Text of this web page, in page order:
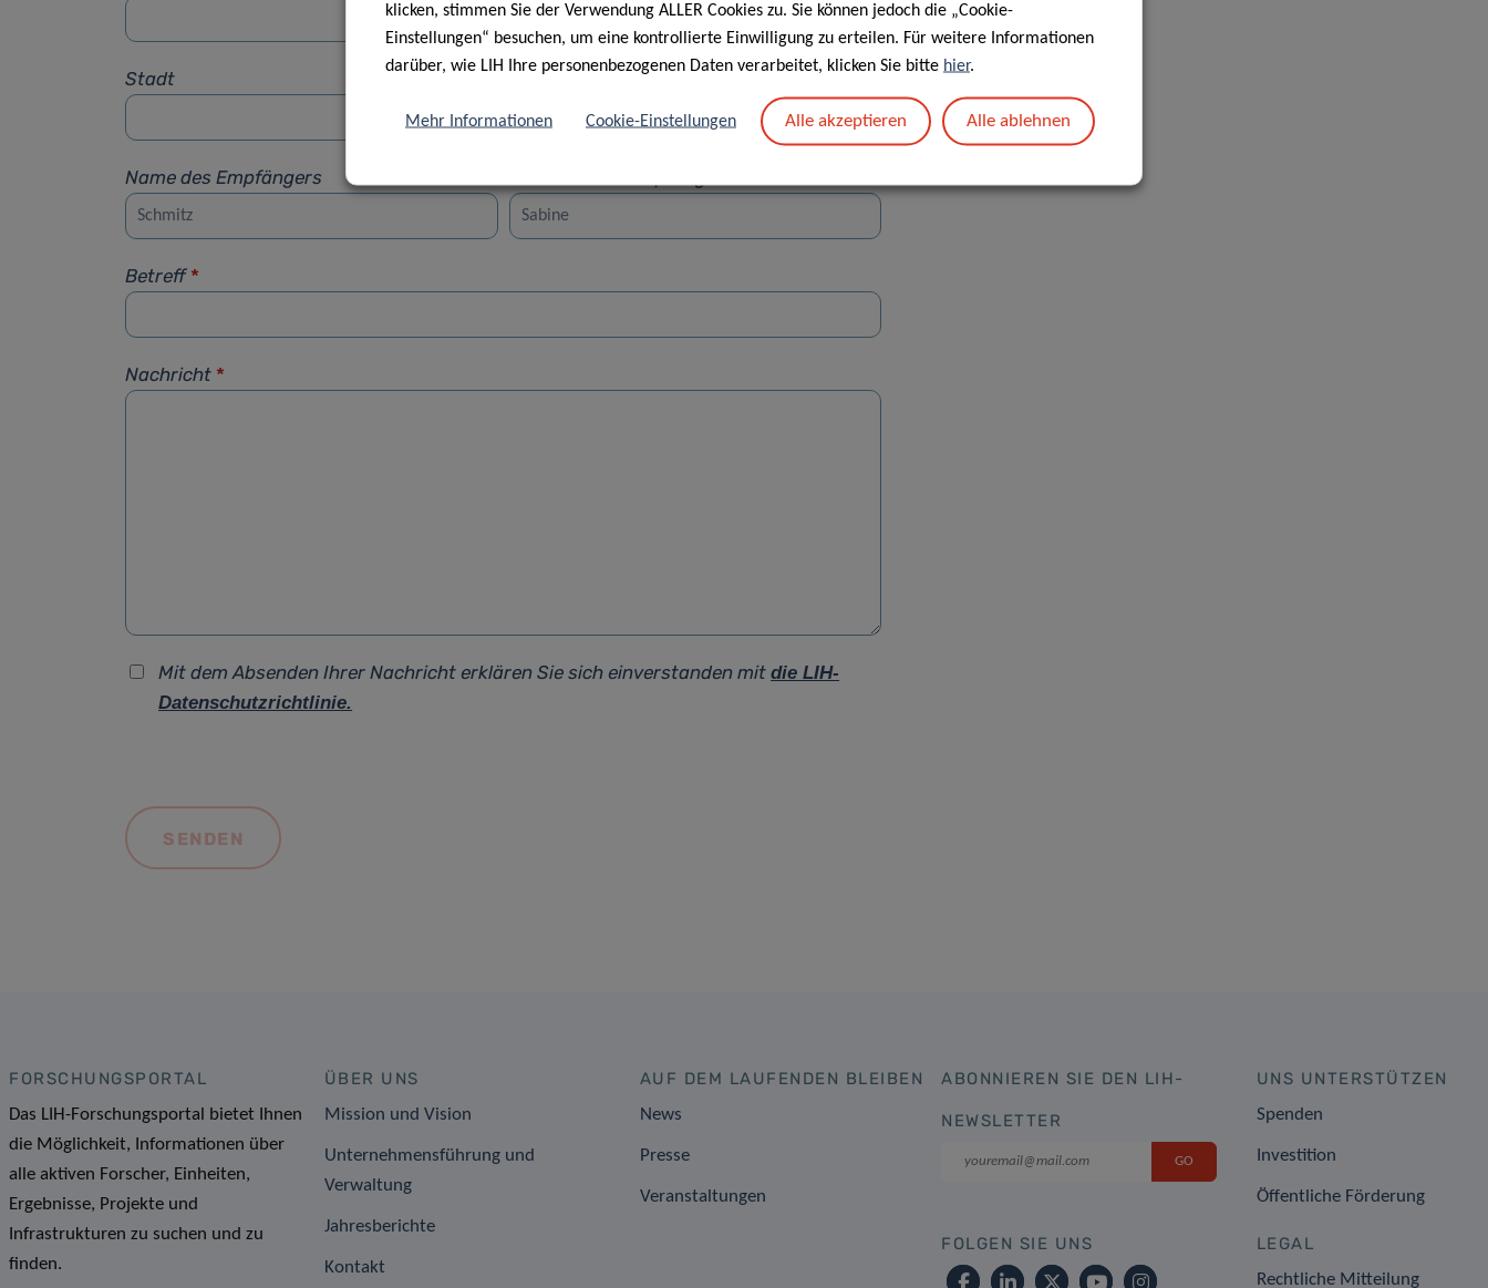
Stadt
Name des Empfängers
Betreff *
Nachricht *
Mit dem Absenden Ihrer Nachricht erklären Sie sich einverstanden mitdie LIH-
Datenschutzrichtlinie.
FORSCHUNGSPORTAL
Das LIH-Forschungsportal bietet Ihnen
die Möglichkeit, Informationen über
alle aktiven Forscher, Einheiten,
Ergebnisse, Projekte und
Infrastrukturen zu suchen und zu
finden.
ÜBER UNS
Mission und Vision
Unternehmensführung und
Verwaltung
Jahresberichte
Kontakt
AUF DEM LAUFENDEN BLEIBEN
News
Presse
Veranstaltungen
ABONNIEREN SIE DEN LIH-
NEWSLETTER
FOLGEN SIE UNS
UNS UNTERSTÜTZEN
Spenden
Investition
Öffentliche Förderung
LEGAL
Rechtliche Mitteilung
klicken, stimmen Sie der Verwendung ALLER Cookies zu. Sie können jedoch die „Cookie-
Einstellungen“ besuchen, um eine kontrollierte Einwilligung zu erteilen. Für weitere Informationen
darüber, wie LIH Ihre personenbezogenen Daten verarbeitet, klicken Sie bitte hier.
Mehr Informationen Cookie-Einstellungen Alle akzeptieren Alle ablehnen